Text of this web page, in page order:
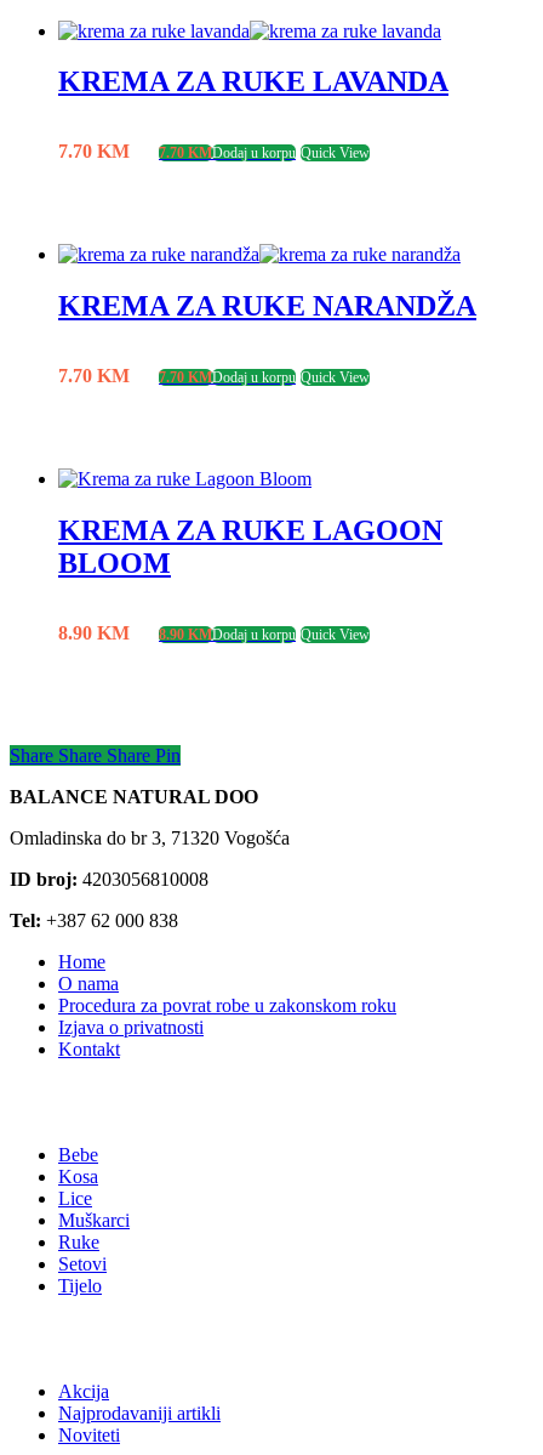
KREMA ZA RUKE LAVANDA
7.70 KM 7.70 KMDodaj u korpu Quick View
KREMA ZA RUKE NARANDŽA
7.70 KM 7.70 KMDodaj u korpu Quick View
KREMA ZA RUKE LAGOON
BLOOM
8.90 KM 8.90 KMDodaj u korpu Quick View
Share
Share Share Share Pin
BALANCE NATURAL DOO
Omladinska do br 3, 71320 Vogošća
ID broj: 4203056810008
Tel: +387 62 000 838
Home
O nama
Procedura za povrat robe u zakonskom roku
Izjava o privatnosti
Kontakt
Bebe
Kosa
Lice
Muškarci
Ruke
Setovi
Tijelo
Akcija
Najprodavaniji artikli
Noviteti